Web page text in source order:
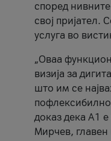
според
свој пријател.
услуга во
„Оваа
визија за
што им се
пофлексибилно
доказ дека А1 е
Мирчев,